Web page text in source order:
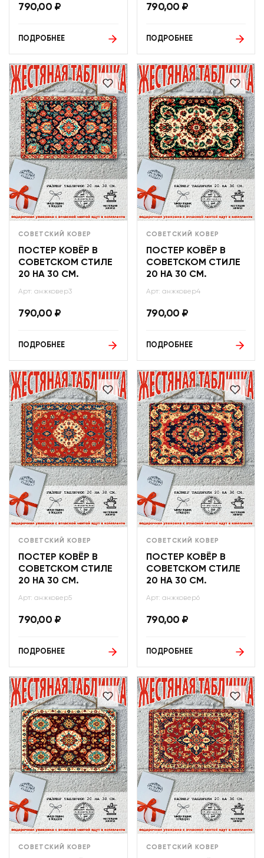
790,00 ₽
ПОДРОБНЕЕ
790,00 ₽
ПОДРОБНЕЕ
СОВЕТСКИЙ КОВЕР
ПОСТЕР КОВЁР В
СОВЕТСКОМ СТИЛЕ
20 НА 30 СМ.
Арт: анжковер3
790,00 ₽
ПОДРОБНЕЕ
СОВЕТСКИЙ КОВЕР
ПОСТЕР КОВЁР В
СОВЕТСКОМ СТИЛЕ
20 НА 30 СМ.
Арт: анжковер4
790,00 ₽
ПОДРОБНЕЕ
СОВЕТСКИЙ КОВЕР
ПОСТЕР КОВЁР В
СОВЕТСКОМ СТИЛЕ
20 НА 30 СМ.
Арт: анжковер5
790,00 ₽
ПОДРОБНЕЕ
СОВЕТСКИЙ КОВЕР
ПОСТЕР КОВЁР В
СОВЕТСКОМ СТИЛЕ
20 НА 30 СМ.
Арт: анжковер6
790,00 ₽
ПОДРОБНЕЕ
СОВЕТСКИЙ КОВЕР СОВЕТСКИЙ КОВЕР